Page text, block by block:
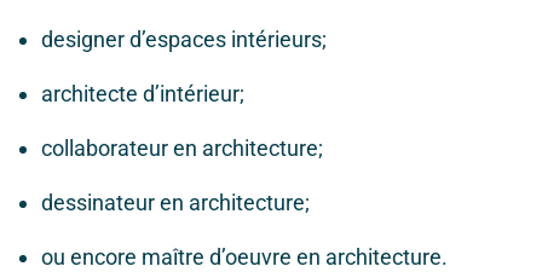
designer d’espaces intérieurs;
architecte d’intérieur;
collaborateur en architecture;
dessinateur en architecture;
ou encore maître d’oeuvre en architecture.